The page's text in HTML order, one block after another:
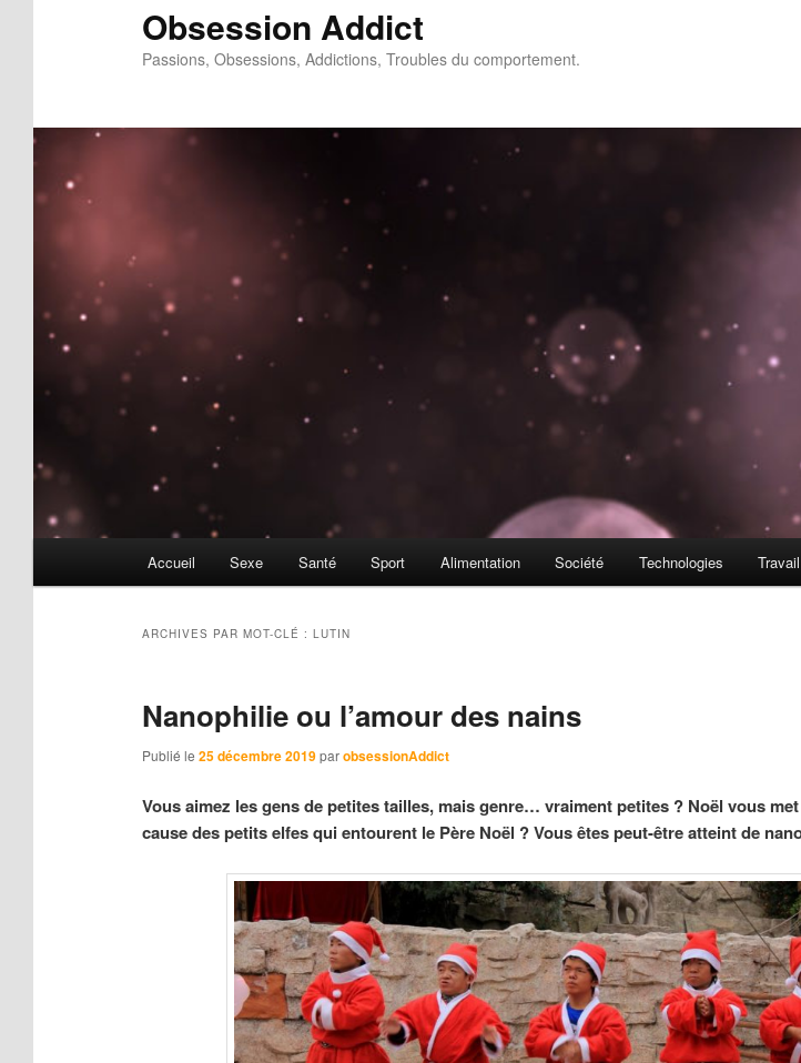
Obsession Addict
Passions, Obsessions, Addictions, Troubles du comportement.
Accueil Sexe Santé Sport Alimentation Société Technologies Travail
ARCHIVES PAR MOT-CLÉ : LUTIN
Nanophilie ou l’amour des nains
Publié le 25 décembre 2019 parobsessionAddict
Vous aimez les gens de petites tailles, mais genre… vraiment petites ? Noël vous
cause des petits elfes qui entourent le Père Noël ? Vous êtes peut-être atteint de